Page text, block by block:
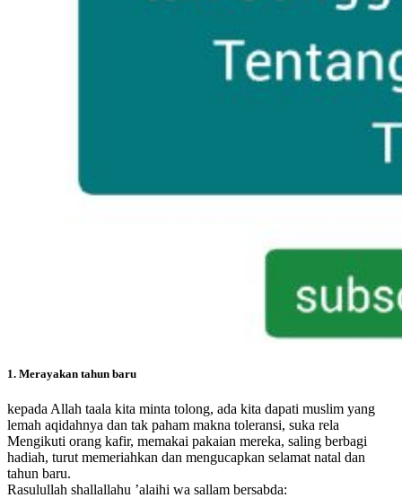
1. Merayakan tahun baru
kepada Allah taala kita minta tolong, ada kita dapati muslim yang
lemah aqidahnya dan tak paham makna toleransi, suka rela
Mengikuti orang kafir, memakai pakaian mereka, saling berbagi
hadiah, turut memeriahkan dan mengucapkan selamat natal dan
tahun baru.
Rasulullah shallallahu ’alaihi wa sallam bersabda: